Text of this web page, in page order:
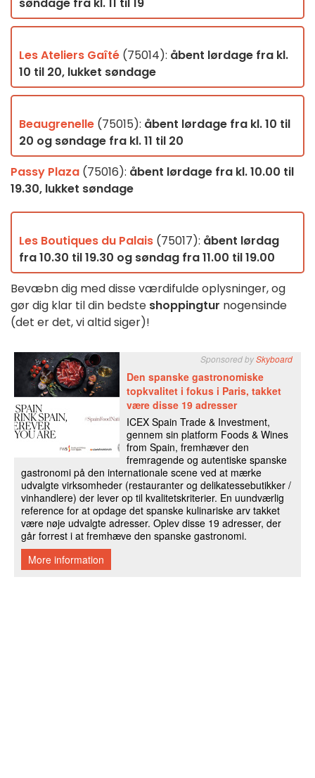
søndage fra kl. 11 til 19
Les Ateliers Gaîté (75014): åbent lørdage fra kl.
10 til 20, lukket søndage
Beaugrenelle (75015): åbent lørdage fra kl. 10 til
20 og søndage fra kl. 11 til 20
Passy Plaza (75016): åbent lørdage fra kl. 10.00 til
19.30, lukket søndage
Les Boutiques du Palais (75017): åbent lørdag
fra 10.30 til 19.30 og søndag fra 11.00 til 19.00
Bevæbn dig med disse værdifulde oplysninger, og
gør dig klar til din bedste shoppingtur nogensinde
(det er det, vi altid siger)!